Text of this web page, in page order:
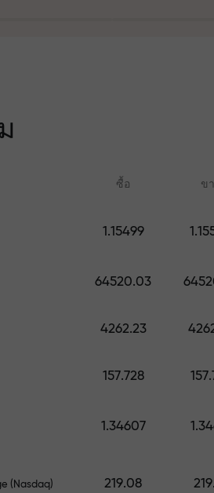
มสามเท่า
ใจ — เงินทุน
ยิ่งฝากมาก ตัว
รฝาก
และบนท
งขวัญส่
อกของขวัญมูลค่าสูงสุด
ความเสี่
รของคุณ
X1000
ซื้อ ข
1.15499
64520.03
4262.23
157.728
1.34607
(Nasdaq)
219.08
ดอร์
คอร์สและเว็บบินาร์ส